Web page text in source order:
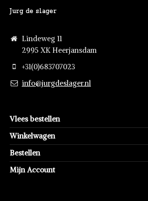
Jurg de slager
Lindeweg 11
2995 XK Heerjansdam
+31(0)683707023
info@jurgdeslager.nl
Vlees bestellen
Winkelwagen
Bestellen
Mijn Account